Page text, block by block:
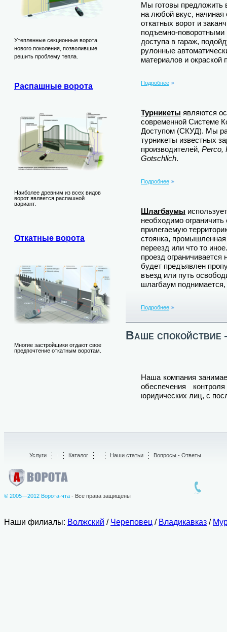
Утепленные секционные ворота
нового поколения, позволившие
решить проблему тепла.
Распашные ворота
Наиболее древним из всех видов
ворот является распашной
вариант.
Откатные ворота
Многие застройщики отдают свое
предпочтение откатным воротам.
Мы готовы предложить
на любой вкус,
откатных ворот и
подъемно-поворотными
доступа в гараж,
рулонные
материалов и окраской
Подробнее
Турникеты являются
современной Системе
Доступом (СКУД). Мы
турникеты известных
производителей, Perco,
Gotschlich.
Подробнее
Шлагбаумы
необходимо
прилегаемую
стоянка,
переезд или что то
проезд ограничивается
будет предъявлен
въезд или путь
шлагбаум поднимается,
Подробнее
Ваше
Наша компания
обеспечения
юридических лиц, с
Услуги Каталог Наши статьи Вопросы - Ответы
© 2005—2012 Ворота-чта - Все права защищены
Наши филиалы: Волжский / Череповец / Владикавказ /